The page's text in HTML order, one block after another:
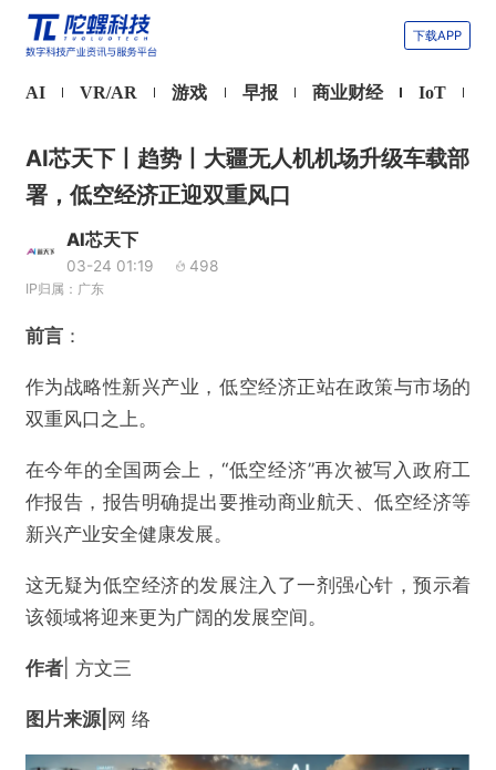
下载APP
AI VR/AR 游戏 早报 商业财经 IoT
AI芯天下丨趋势丨大疆无人机机场升级车载部
署，低空经济正迎双重风口
AI芯天下
03-24 01:19 498
IP归属：广东
前言：
作为战略性新兴产业，低空经济正站在政策与市场的
双重风口之上。
在今年的全国两会上，“低空经济”再次被写入政府工
作报告，报告明确提出要推动商业航天、低空经济等
新兴产业安全健康发展。
这无疑为低空经济的发展注入了一剂强心针，预示着
该领域将迎来更为广阔的发展空间。
作者| 方文三
图片来源| 网 络